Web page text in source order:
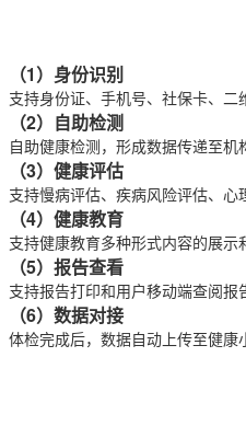
主
（1）身份识别
支持身份证、手机号、社保卡、二
（2）自助检测
自助健康检测，形成数据传递至
（3）健康评估
支持慢病评估、疾病风险评估、
（4）健康教育
支持健康教育多种形式内容的展示
（5）报告查看
支持报告打印和用户移动端查阅
（6）数据对接
体检完成后，数据自动上传至健
设